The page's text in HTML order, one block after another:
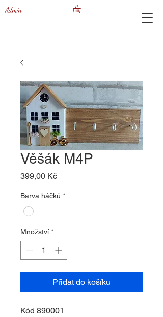
Admin
Věšák M4P
399,00 KčCena
Barva háčků *
Množství *
Přidat do košíku
Kód 890001